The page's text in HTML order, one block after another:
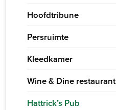
Hoofdtribune
Persruimte
Kleedkamer
Wine & Dine restaurant
Hattrick’s Pub